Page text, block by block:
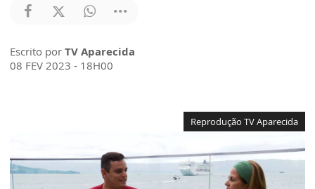
Escrito por TV Aparecida
08 FEV 2023 - 18H00
Reprodução TV Aparecida